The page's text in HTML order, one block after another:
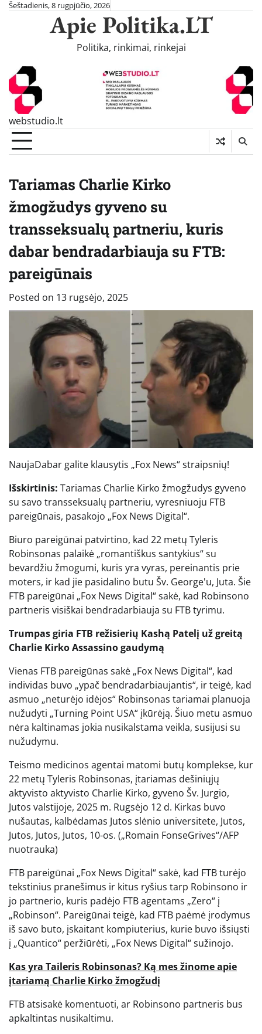
SkipŠeštadienis, 8 rugpjūčio, 2026
Apie Politika.LT
Politika, rinkimai, rinkejai
webstudio.lt
Tariamas Charlie Kirko
žmogžudys gyveno su
transseksualų partneriu, kuris
dabar bendradarbiauja su FTB:
pareigūnais
Posted on 13 rugsėjo, 2025
NaujaDabar galite klausytis „Fox News“ straipsnių!
Išskirtinis: Tariamas Charlie Kirko žmogžudys gyveno
su savo transseksualų partneriu, vyresniuoju FTB
pareigūnais, pasakojo „Fox News Digital“.
Biuro pareigūnai patvirtino, kad 22 metų Tyleris
Robinsonas palaikė „romantiškus santykius“ su
bevardžiu žmogumi, kuris yra vyras, pereinantis prie
moters, ir kad jie pasidalino butu Šv. George'u, Juta. Šie
FTB pareigūnai „Fox News Digital“ sakė, kad Robinsono
partneris visiškai bendradarbiauja su FTB tyrimu.
Trumpas giria FTB režisierių Kashą Patelį už greitą
Charlie Kirko Assassino gaudymą
Vienas FTB pareigūnas sakė „Fox News Digital“, kad
individas buvo „ypač bendradarbiaujantis“, ir teigė, kad
asmuo „neturėjo idėjos“ Robinsonas tariamai planuoja
nužudyti „Turning Point USA“ įkūrėją. Šiuo metu asmuo
nėra kaltinamas jokia nusikalstama veikla, susijusi su
nužudymu.
Teismo medicinos agentai matomi butų komplekse, kur
22 metų Tyleris Robinsonas, įtariamas dešiniųjų
aktyvisto aktyvisto Charlie Kirko, gyveno Šv. Jurgio,
Jutos valstijoje, 2025 m. Rugsėjo 12 d. Kirkas buvo
nušautas, kalbėdamas Jutos slėnio universitete, Jutos,
Jutos, Jutos, Jutos, 10-os. („Romain FonseGrives“/AFP
nuotrauka)
FTB pareigūnai „Fox News Digital“ sakė, kad FTB turėjo
tekstinius pranešimus ir kitus ryšius tarp Robinsono ir
jo partnerio, kuris padėjo FTB agentams „Zero“ į
„Robinson“. Pareigūnai teigė, kad FTB paėmė įrodymus
iš savo buto, įskaitant kompiuterius, kurie buvo išsiųsti
į „Quantico“ peržiūrėti, „Fox News Digital“ sužinojo.
Kas yra Taileris Robinsonas? Ką mes žinome apie
įtariamą Charlie Kirko žmogžudį
FTB atsisakė komentuoti, ar Robinsono partneris bus
apkaltintas nusikaltimu.